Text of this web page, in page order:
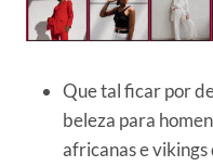
Que tal ficar por
beleza para
africanas e vikings